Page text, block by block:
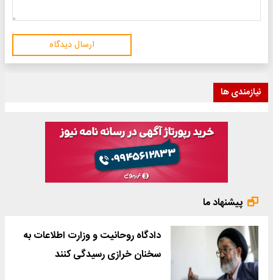
ارسال دیدگاه
نیازمندی ها
پیشنهاد ما
دادگاه روحانیت و وزارت اطلاعات به
سخنان خرازی رسیدگی کنند